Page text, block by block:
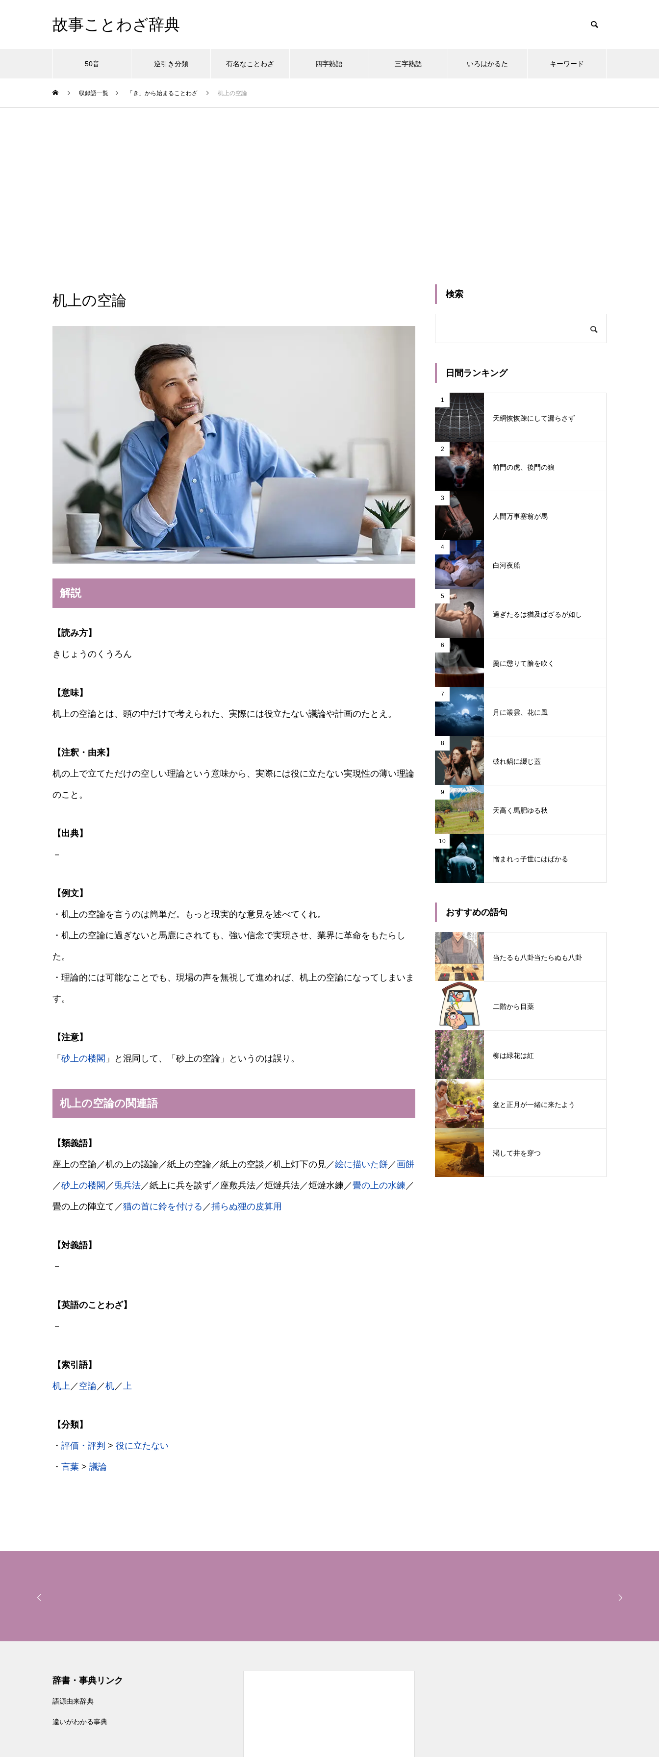
故事ことわざ辞典
50音 逆引き分類 有名なことわざ 四字熟語 三字熟語 いろはかるた キーワード
収録語一覧 「き」から始まることわざ 机上の空論
机上の空論
解説
【読み方】
きじょうのくうろん
【意味】
机上の空論とは、頭の中だけで考えられた、実際には役立たない議論や計画のたとえ。
【注釈・由来】
机の上で立てただけの空しい理論という意味から、実際には役に立たない実現性の薄い理論
のこと。
【出典】
－
【例文】
・机上の空論を言うのは簡単だ。もっと現実的な意見を述べてくれ。
・机上の空論に過ぎないと馬鹿にされても、強い信念で実現させ、業界に革命をもたらし
た。
・理論的には可能なことでも、現場の声を無視して進めれば、机上の空論になってしまいま
す。
【注意】
「 砂上の楼閣 」と混同して、「砂上の空論」というのは誤り。
机上の空論の関連語
【類義語】
座上の空論／机の上の議論／紙上の空論／紙上の空談／机上灯下の見／絵に描いた餅／ 画餅
／砂上の楼閣 ／ 兎兵法／紙上に兵を談ず／座敷兵法／炬燵兵法／炬燵水練／畳の上の水練 ／
畳の上の陣立て／猫の首に鈴を付ける ／捕らぬ狸の皮算用
【対義語】
－
【英語のことわざ】
－
【索引語】
机上／ 空論 ／机／上
【分類】
・ 評価・評判 > 役に立たない
・ 言葉 > 議論
検索
日間ランキング
1
天網恢恢疎にして漏らさず
2
前門の虎、後門の狼
3
人間万事塞翁が馬
4
白河夜船
5
過ぎたるは猶及ばざるが如し
6
羹に懲りて膾を吹く
7
月に叢雲、花に風
8
破れ鍋に綴じ蓋
9
天高く馬肥ゆる秋
10
憎まれっ子世にはばかる
おすすめの語句
当たるも八卦当たらぬも八卦
二階から目薬
柳は緑花は紅
盆と正月が一緒に来たよう
渇して井を穿つ
辞書・事典リンク
語源由来辞典
違いがわかる事典